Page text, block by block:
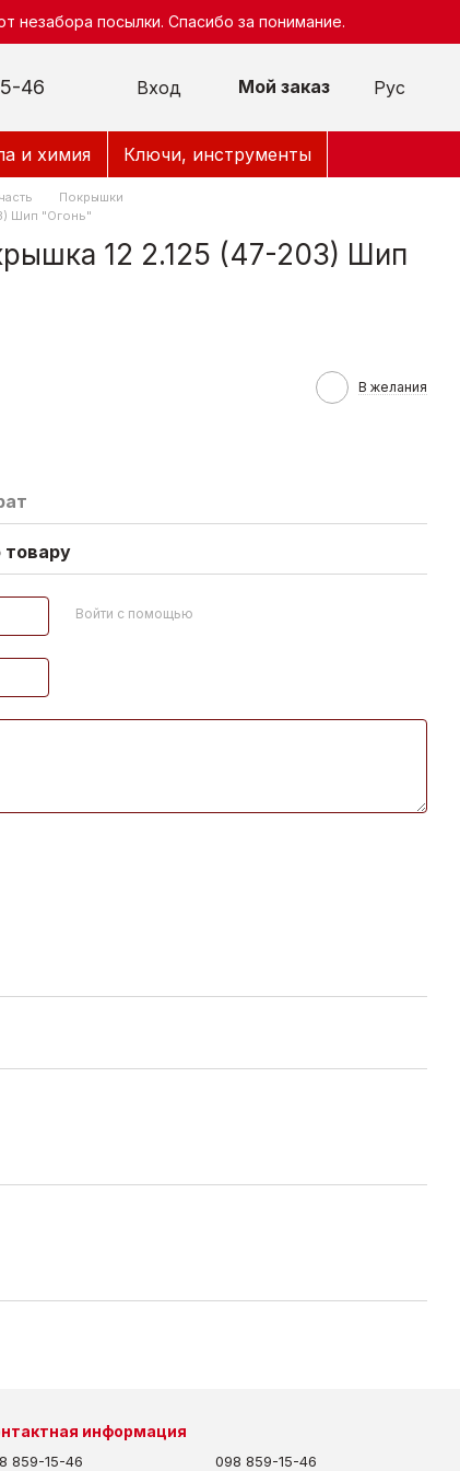
незабора посылки. Спасибо за понимание.
46 Вход Мой заказ Рус
и химия Ключи, инструменты
Покрышки
Шип "Огонь"
12 2.125 (47-203) Шип
В желания
товару
Войти с помощью
информация
859-15-46 098 859-15-46